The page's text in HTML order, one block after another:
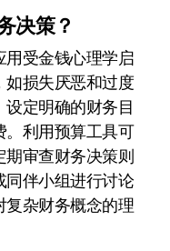
决策？
用受金钱心理学启
如损失厌恶和过度
定明确的财务目
。利用预算工具可
期审查财务决策则
同伴小组进行讨论
复杂财务概念的理